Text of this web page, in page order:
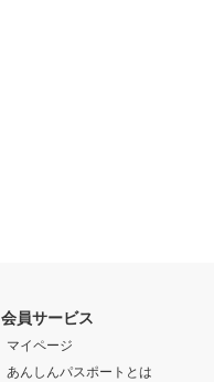
会員サービス
マイページ
あんしんパスポートとは